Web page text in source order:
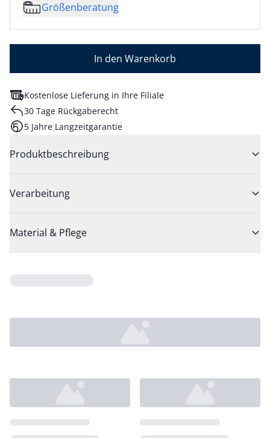
Größenberatung
In den Warenkorb
Kostenlose Lieferung in Ihre Filiale
30 Tage Rückgaberecht
5 Jahre Langzeitgarantie
Produktbeschreibung
Verarbeitung
Material & Pflege